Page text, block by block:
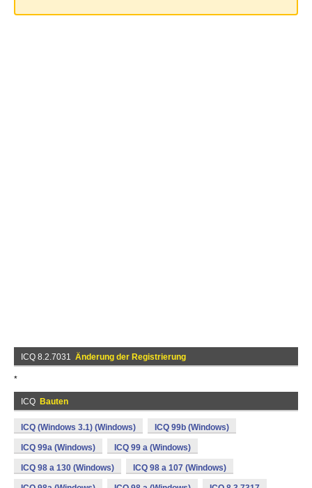
ICQ 8.2.7031 Änderung der Registrierung
*
ICQ Bauten
ICQ (Windows 3.1) (Windows) ICQ 99b (Windows)
ICQ 99a (Windows) ICQ 99 a (Windows)
ICQ 98 a 130 (Windows) ICQ 98 a 107 (Windows)